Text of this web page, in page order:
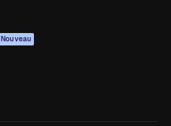
Nouveau